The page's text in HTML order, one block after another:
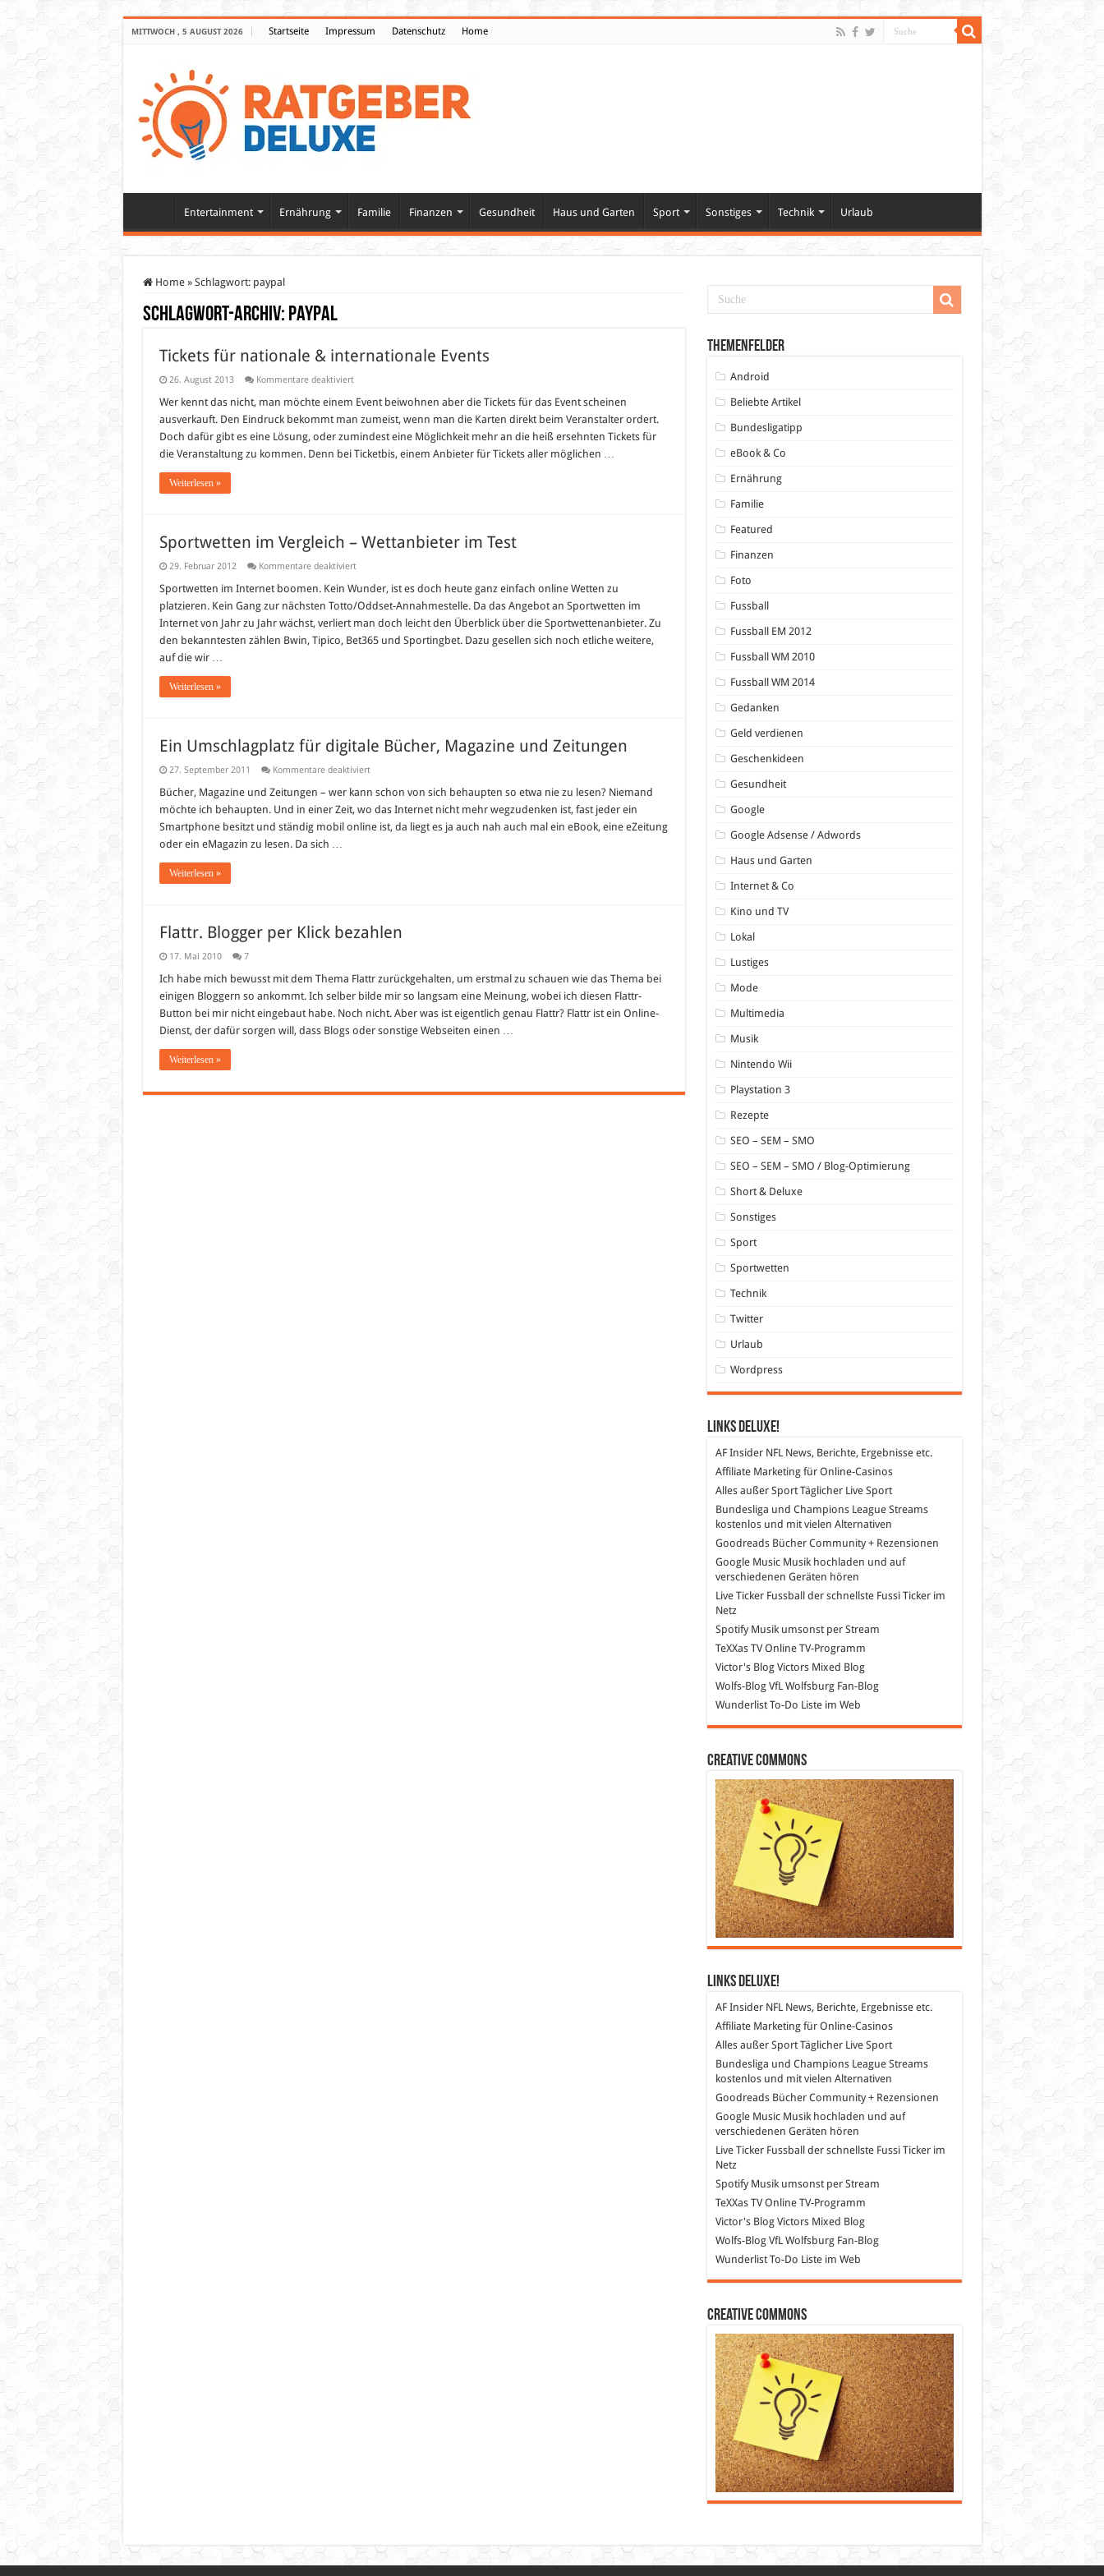
MITTWOCH , 5 AUGUST 2026 Startseite Impressum Datenschutz Home
Entertainment Ernährung Familie Finanzen Gesundheit Haus und Garten Sport Sonstiges Technik Urlaub
Home » Schlagwort: paypal
Schlagwort-Archiv: paypal
Tickets für nationale & internationale Events
26. August 2013 Kommentare deaktiviertfür
für
&
internationale
Events
Wer kennt das nicht, man möchte einem Event beiwohnen aber die Tickets für das Event scheinen
ausverkauft. Den Eindruck bekommt man zumeist, wenn man die Karten direkt beim Veranstalter ordert.
Doch dafür gibt es eine Lösung, oder zumindest eine Möglichkeit mehr an die heiß ersehnten Tickets für
die Veranstaltung zu kommen. Denn bei Ticketbis, einem Anbieter für Tickets aller möglichen …
Weiterlesen »
Sportwetten im Vergleich – Wettanbieter im Test
29. Februar 2012 Kommentare deaktiviertfür
im
Vergleich
–
Wettanbieter
im
Test
Sportwetten im Internet boomen. Kein Wunder, ist es doch heute ganz einfach online Wetten zu
platzieren. Kein Gang zur nächsten Totto/Oddset-Annahmestelle. Da das Angebot an Sportwetten im
Internet von Jahr zu Jahr wächst, verliert man doch leicht den Überblick über die Sportwettenanbieter. Zu
den bekanntesten zählen Bwin, Tipico, Bet365 und Sportingbet. Dazu gesellen sich noch etliche weitere,
auf die wir …
Weiterlesen »
Ein Umschlagplatz für digitale Bücher, Magazine und Zeitungen
27. September 2011 Kommentare deaktiviertfür
Umschlagplatz
digitale
Bücher,
Magazine
Bücher, Magazine und Zeitungen – wer kann schon von sich behaupten so etwa nie zu lesen? Niemand
möchte ich behaupten. Und in einer Zeit, wo das Internet nicht mehr wegzudenken ist, fast jeder ein
Smartphone besitzt und ständig mobil online ist, da liegt es ja auch nah auch mal ein eBook, eine eZeitung
oder ein eMagazin zu lesen. Da sich …
Weiterlesen »
Flattr. Blogger per Klick bezahlen
17. Mai 2010 7
Ich habe mich bewusst mit dem Thema Flattr zurückgehalten, um erstmal zu schauen wie das Thema bei
einigen Bloggern so ankommt. Ich selber bilde mir so langsam eine Meinung, wobei ich diesen Flattr-
Button bei mir nicht eingebaut habe. Noch nicht. Aber was ist eigentlich genau Flattr? Flattr ist ein Online-
Dienst, der dafür sorgen will, dass Blogs oder sonstige Webseiten einen …
Weiterlesen »
Themenfelder
Android
Beliebte Artikel
Bundesligatipp
eBook & Co
Ernährung
Familie
Featured
Finanzen
Foto
Fussball
Fussball EM 2012
Fussball WM 2010
Fussball WM 2014
Gedanken
Geld verdienen
Geschenkideen
Gesundheit
Google
Google Adsense / Adwords
Haus und Garten
Internet & Co
Kino und TV
Lokal
Lustiges
Mode
Multimedia
Musik
Nintendo Wii
Playstation 3
Rezepte
SEO – SEM – SMO
SEO – SEM – SMO / Blog-Optimierung
Short & Deluxe
Sonstiges
Sport
Sportwetten
Technik
Twitter
Urlaub
Wordpress
Links DeLuXe!
AF InsiderNFL News, Berichte, Ergebnisse etc.
Affiliate Marketingfür Online-Casinos
Alles außer SportTäglicher Live Sport
Bundesliga und Champions League Streams
kostenlos und mit vielen Alternativen
GoodreadsBücher Community + Rezensionen
Google MusicMusik hochladen und auf
verschiedenen Geräten hören
Live Ticker Fussball
der schnellste Fussi Ticker im
Netz
SpotifyMusik umsonst per Stream
TeXXas TVOnline TV-Programm
Victor's BlogVictors Mixed Blog
Wolfs-BlogVfL Wolfsburg Fan-Blog
WunderlistTo-Do Liste im Web
Creative Commons
Links DeLuXe!
AF InsiderNFL News, Berichte, Ergebnisse etc.
Affiliate Marketingfür Online-Casinos
Alles außer SportTäglicher Live Sport
Bundesliga und Champions League Streams
kostenlos und mit vielen Alternativen
GoodreadsBücher Community + Rezensionen
Google MusicMusik hochladen und auf
verschiedenen Geräten hören
Live Ticker Fussball
der schnellste Fussi Ticker im
Netz
SpotifyMusik umsonst per Stream
TeXXas TVOnline TV-Programm
Victor's BlogVictors Mixed Blog
Wolfs-BlogVfL Wolfsburg Fan-Blog
WunderlistTo-Do Liste im Web
Creative Commons